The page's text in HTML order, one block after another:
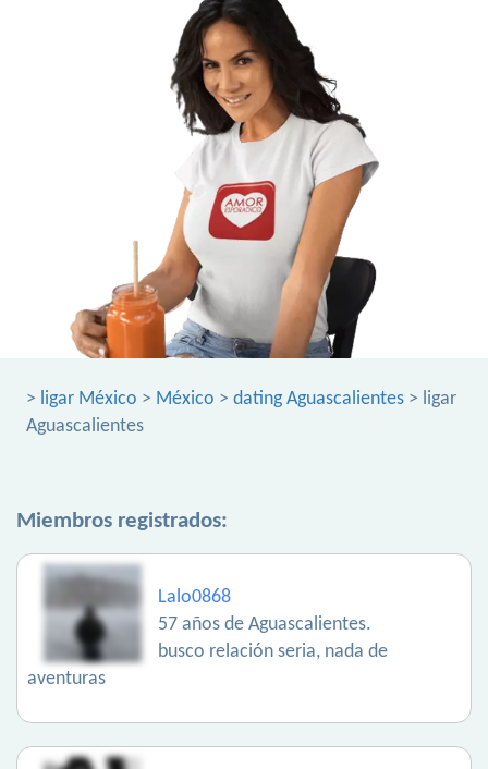
> ligar México > México > dating Aguascalientes > ligar
Aguascalientes
Miembros registrados:
Lalo0868
57 años de Aguascalientes.
busco relación seria, nada de
aventuras